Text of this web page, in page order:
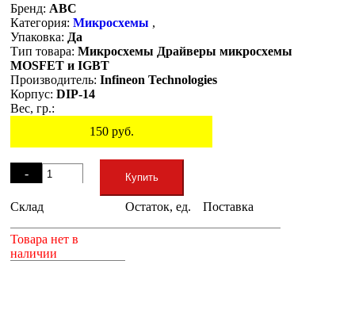
Бренд: ABC
Категория: Микросхемы ,
Упаковка: Да
Тип товара: Микросхемы Драйверы микросхемы
MOSFET и IGBT
Производитель: Infineon Technologies
Корпус: DIP-14
Вес, гр.:
150руб.
-
+
Купить
Склад Остаток, ед. Поставка
Товара нет в
наличии